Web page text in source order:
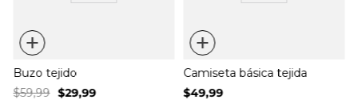
+
Buzo tejido
$59,99 $29,99
+
Camiseta básica tejida
$49,99